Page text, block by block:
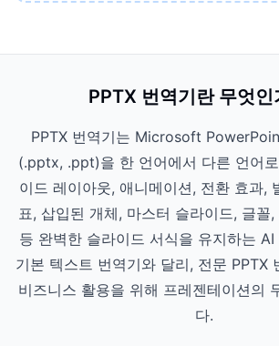
PPTX 번역기란 무엇인
PPTX 번역기는 Microsoft
(.pptx, .ppt)을 한 언어에서 다른 언어
이드 레이아웃, 애니메이션, 전환 효과,
표, 삽입된 개체, 마스터 슬라이드, 글꼴
등 완벽한 슬라이드 서식을 유지하는
기본 텍스트 번역기와 달리, 전문 PPTX
비즈니스 활용을 위해 프레젠테이션의
다.